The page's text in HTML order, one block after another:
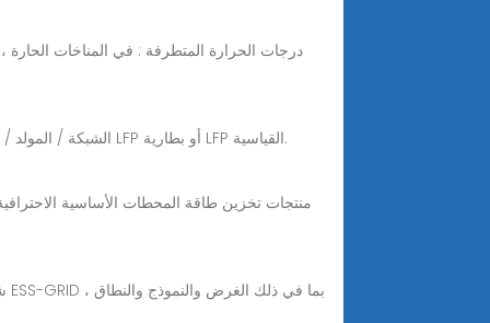
درجات الحرارة المتطرفة : في المناخات الحارة
نظام النسخ الاحتياطي لبطارية محطة قاعدة الاتصالات، حلول الطاقة الهجينة لموقع BTS، الشبكة / المولد / المدخلات الشمسية، بطارية ذكية 48 فولت LFP أو بطارية LFP القياسية.